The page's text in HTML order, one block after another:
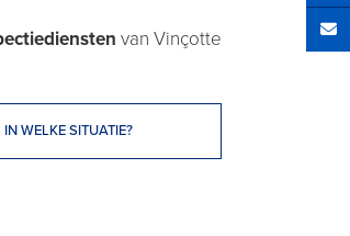
van Vinçotte
IN WELKE SITUATIE?